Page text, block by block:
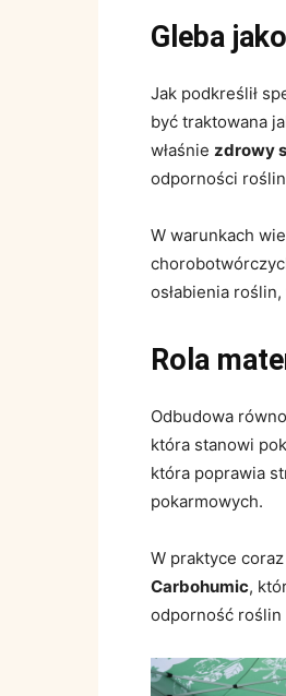
Gleba
Jak podkreślił
być traktowana
właśnie zdrowy
odporności
W warunkach
osłabienia
Rola
Odbudowa
która stanowi
która poprawia
pokarmowych.
W praktyce
Carbohumic,
odporność roślin